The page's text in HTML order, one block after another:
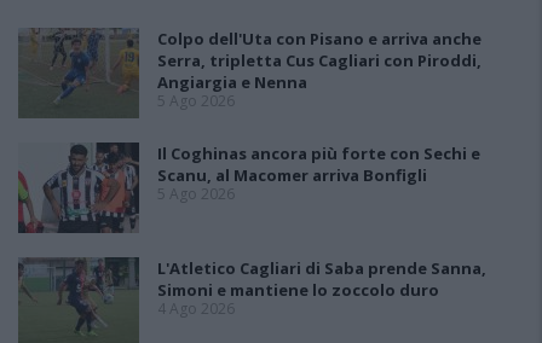
Colpo dell'Uta con Pisano e arriva anche
Serra, tripletta Cus Cagliari con Piroddi,
Angiargia e Nenna
5 Ago 2026
Il Coghinas ancora più forte con Sechi e
Scanu, al Macomer arriva Bonfigli
5 Ago 2026
L'Atletico Cagliari di Saba prende Sanna,
Simoni e mantiene lo zoccolo duro
4 Ago 2026